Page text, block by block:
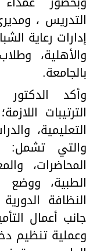
التدريس ،
إدارات رعاية
والأهلية،
بالجامعة.
وأكد
الترتيبات
التعليمية،
والتي تشمل:
المحاضرات،
الطبية، ووضع
النظافة
جانب أعمال
وعملية تنظيم